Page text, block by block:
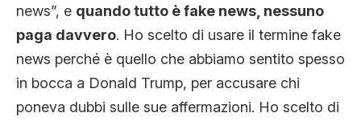
news”, e quando tutto è fake news, nessuno
paga davvero. Ho scelto di usare il termine fake
news perché è quello che abbiamo sentito spesso
in bocca a Donald Trump, per accusare chi
poneva dubbi sulle sue affermazioni. Ho scelto di